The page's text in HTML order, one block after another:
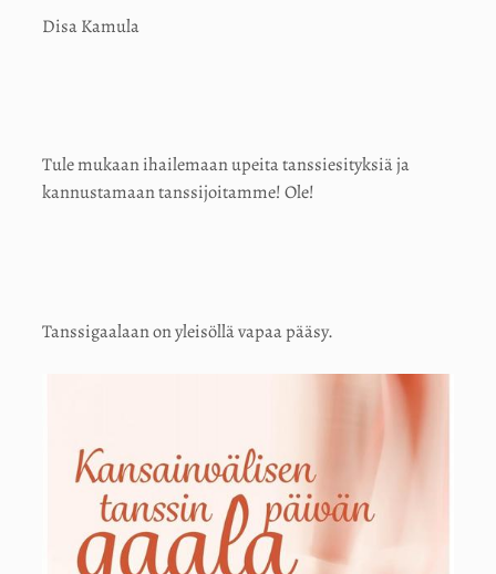
Disa Kamula
Tule mukaan ihailemaan upeita tanssiesityksiä ja
kannustamaan tanssijoitamme! Ole!
Tanssigaalaan on yleisöllä vapaa pääsy.